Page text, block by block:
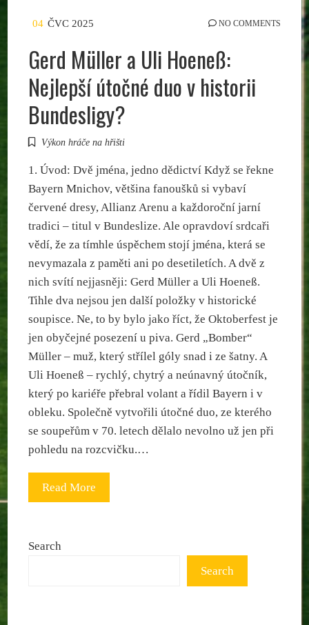
04 ČVC 2025 NO COMMENTS
Gerd Müller a Uli Hoeneß:
Nejlepší útočné duo v historii
Bundesligy?
Výkon hráče na hřišti
1. Úvod: Dvě jména, jedno dědictví Když se řekne
Bayern Mnichov, většina fanoušků si vybaví
červené dresy, Allianz Arenu a každoroční jarní
tradici – titul v Bundeslize. Ale opravdoví srdcaři
vědí, že za tímhle úspěchem stojí jména, která se
nevymazala z paměti ani po desetiletích. A dvě z
nich svítí nejjasněji: Gerd Müller a Uli Hoeneß.
Tihle dva nejsou jen další položky v historické
soupisce. Ne, to by bylo jako říct, že Oktoberfest je
jen obyčejné posezení u piva. Gerd „Bomber“
Müller – muž, který střílel góly snad i ze šatny. A
Uli Hoeneß – rychlý, chytrý a neúnavný útočník,
který po kariéře přebral volant a řídil Bayern i v
obleku. Společně vytvořili útočné duo, ze kterého
se soupeřům v 70. letech dělalo nevolno už jen při
pohledu na rozcvičku.…
Read More
Search
Search